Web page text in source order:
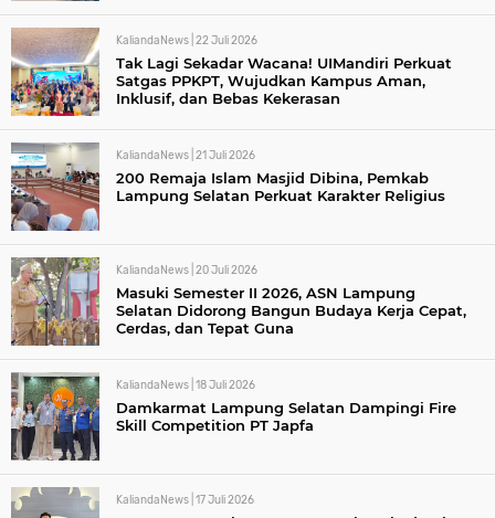
KaliandaNews | 22 Juli 2026
Tak Lagi Sekadar Wacana! UIMandiri Perkuat
Satgas PPKPT, Wujudkan Kampus Aman,
Inklusif, dan Bebas Kekerasan
KaliandaNews | 21 Juli 2026
200 Remaja Islam Masjid Dibina, Pemkab
Lampung Selatan Perkuat Karakter Religius
KaliandaNews | 20 Juli 2026
Masuki Semester II 2026, ASN Lampung
Selatan Didorong Bangun Budaya Kerja Cepat,
Cerdas, dan Tepat Guna
KaliandaNews | 18 Juli 2026
Damkarmat Lampung Selatan Dampingi Fire
Skill Competition PT Japfa
KaliandaNews | 17 Juli 2026